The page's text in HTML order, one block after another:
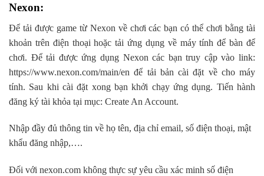
Nexon:
Để tải được game từ Nexon về chơi các bạn có thể chơi bằng tài
khoản trên điện thoại hoặc tải ứng dụng về máy tính để bàn để
chơi. Để tải được ứng dụng Nexon các bạn truy cập vào link:
https://www.nexon.com/main/en để tải bản cài đặt về cho máy
tính. Sau khi cài đặt xong bạn khởi chạy ứng dụng. Tiến hành
đăng ký tài khỏa tại mục: Create An Account.
Nhập đầy đủ thông tin về họ tên, địa chỉ email, số điện thoại, mật
khẩu đăng nhập,….
Đối với nexon.com không thực sự yêu cầu xác minh số điện